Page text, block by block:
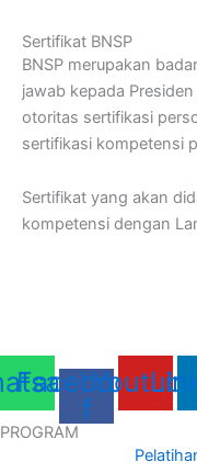
Sertifikat BNSP
BNSP merupakan
jawab kepada
otoritas sertifikasi
sertifikasi kompetensi
Sertifikat yang akan
kompetensi dengan
Facebook-
f
PROGRAM